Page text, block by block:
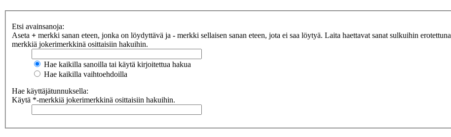
Etsi avainsanoja:
Aseta + merkki sanan eteen, jonka on löydyttävä ja - merkki sellaisen sanan eteen, jota ei saa löytyä. Laita haettavat sanat sulkuihin erotettuna
merkkiä jokerimerkkinä osittaisiin hakuihin.
Hae kaikilla sanoilla tai käytä kirjoitettua hakua
Hae kaikilla vaihtoehdoilla
Hae käyttäjätunnuksella:
Käytä *-merkkiä jokerimerkkinä osittaisiin hakuihin.